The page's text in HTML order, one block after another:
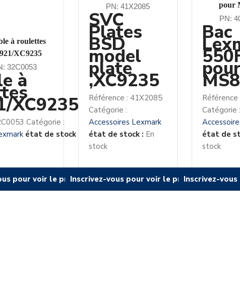
à roulettes
XC9235
pour voir le prix
32C0053
à
XC9235
Catégorie :
état de stock
pour voir le prixInscrivez-vous pour voir le prix
PN: 41X2085
SVC
Plates
BSD
model
plate
,XC9235
Référence : 41X2085
Catégorie :
Accessoires Lexmark
état de stock : En
stock
Inscrivez-vous pour voir le prix
pour
Inscrivez-
PN:
Bac
pour
Référence
Catégorie :
état de
stock
Inscrivez-